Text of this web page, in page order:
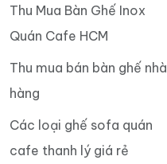
Thu Mua Bàn Ghế Inox
Quán Cafe HCM
Thu mua bán bàn ghế nhà
hàng
Các loại ghế sofa quán
cafe thanh lý giá rẻ